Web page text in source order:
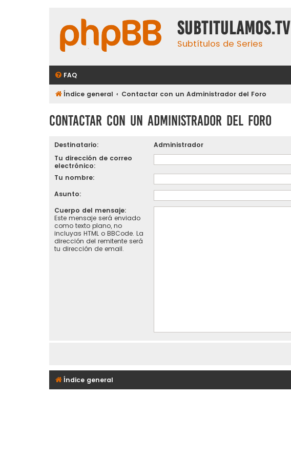
subtitulamos.tv
Subtítulos de Series
FAQ
Índice general Contactar con un Administrador del Foro
Contactar con un Administrador del Foro
Destinatario:
Administrador
Tu dirección de correo
electrónico:
Tu nombre:
Asunto:
Cuerpo del mensaje:
Este mensaje será enviado
como texto plano, no
incluyas HTML o BBCode. La
dirección del remitente será
tu dirección de email.
Índice general